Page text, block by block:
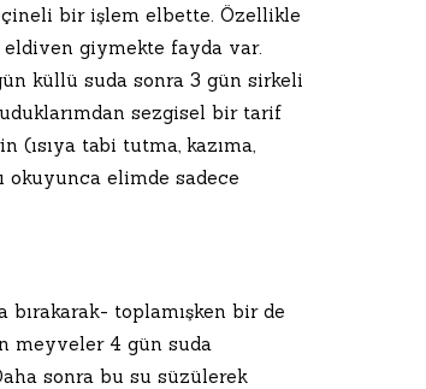
bir işlem elbette. Özellikle
eldiven giymekte fayda var.
küllü suda sonra 3 gün sirkeli
sezgisel bir tarif
(ısıya tabi tutma, kazıma,
okuyunca elimde sadece
bırakarak- toplamışken bir de
meyveler 4 gün suda
sonra bu su süzülerek